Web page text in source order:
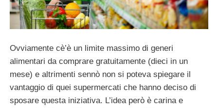
Ovviamente cè’è un limite massimo di generi
alimentari da comprare gratuitamente (dieci in un
mese) e altrimenti sennò non si poteva spiegare il
vantaggio di quei supermercati che hanno deciso di
sposare questa iniziativa. L’idea però è carina e